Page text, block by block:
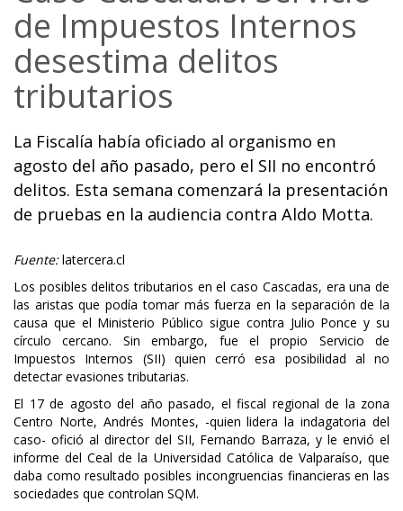
de Impuestos Internos
desestima delitos
tributarios
La Fiscalía había oficiado al organismo en
agosto del año pasado, pero el SII no encontró
delitos. Esta semana comenzará la presentación
de pruebas en la audiencia contra Aldo Motta.
Fuente:latercera.cl
Los posibles delitos tributarios en el caso Cascadas, era una de
las aristas que podía tomar más fuerza en la separación de la
causa que el Ministerio Público sigue contra Julio Ponce y su
círculo cercano. Sin embargo, fue el propio Servicio de
Impuestos Internos (SII) quien cerró esa posibilidad al no
detectar evasiones tributarias.
El 17 de agosto del año pasado, el fiscal regional de la zona
Centro Norte, Andrés Montes, -quien lidera la indagatoria del
caso- ofició al director del SII, Fernando Barraza, y le envió el
informe del Ceal de la Universidad Católica de Valparaíso, que
daba como resultado posibles incongruencias financieras en las
sociedades que controlan SQM.